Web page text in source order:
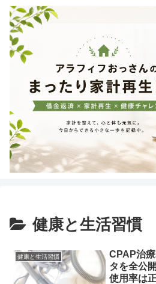
健康と生活習慣
健康と生活習慣
CPAP治
タを全公
使用率は